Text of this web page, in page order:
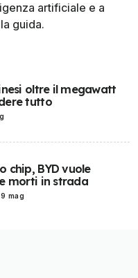
artificiale e a
guida.
oltre il megawatt
tutto
chip, BYD vuole
morti in strada
mag